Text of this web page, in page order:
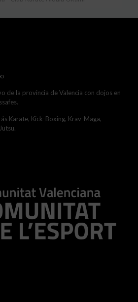
de la provincia de Valencia con dojos en
Karate, Kick-Boxing, Krav-Maga,